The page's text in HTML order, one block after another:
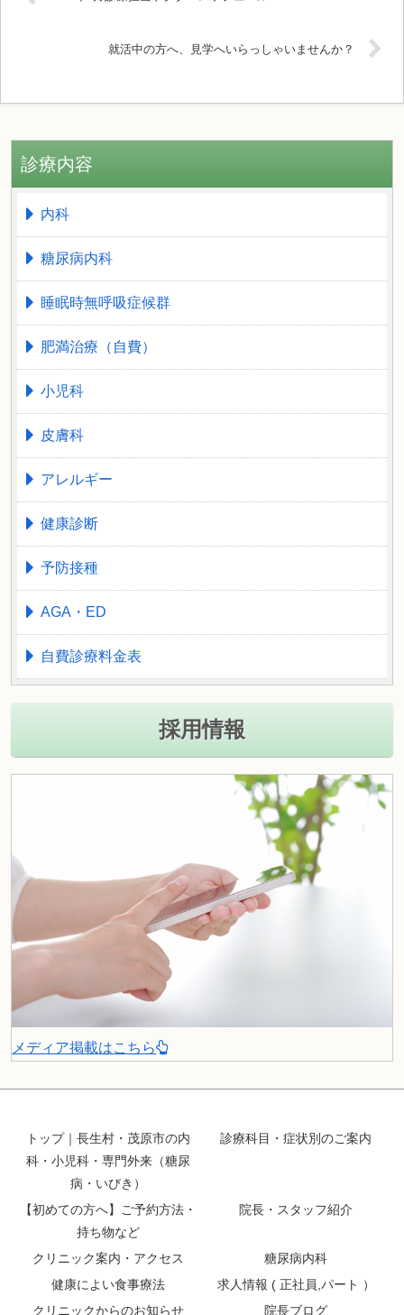
就活中の方へ、見学へいらっしゃいませんか？
診療内容
内科
糖尿病内科
睡眠時無呼吸症候群
肥満治療（自費）
小児科
皮膚科
アレルギー
健康診断
予防接種
AGA・ED
自費診療料金表
採用情報
メディア掲載はこちら
トップ｜長生村・茂原市の内
科・小児科・専門外来（糖尿
病・いびき）
診療科目・症状別のご案内
【初めての方へ】ご予約方法・
持ち物など
院長・スタッフ紹介
クリニック案内・アクセス
糖尿病内科
健康によい食事療法
求人情報 ( 正社員,パート ）
クリニックからのお知らせ
院長ブログ